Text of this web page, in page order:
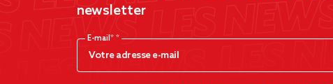
newsletter
E-mail*